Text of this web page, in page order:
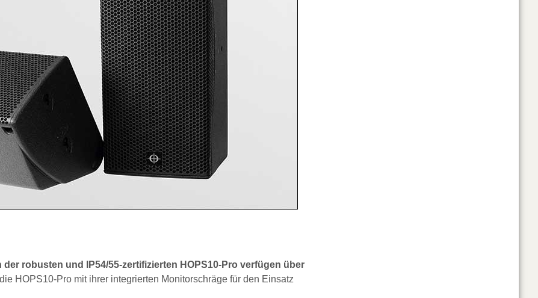
robusten und IP54/55-zertifizierten HOPS10-Pro verfügen über
HOPS10-Pro mit ihrer integrierten Monitorschräge für den Einsatz